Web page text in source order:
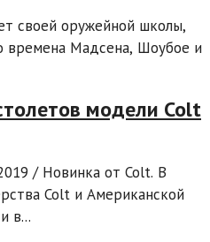
своей оружейной школы,
времена Мадсена, Шоубое и
модели Colt
/ Новинка от Colt. В
Colt и Американской
в...